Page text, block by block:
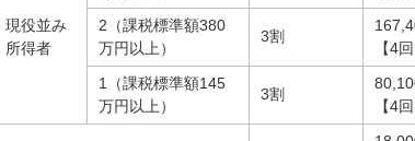
現役並み
所得者
2（課税標準額380
万円以上）
3割
【4
1（課税標準額145
万円以上）
3割
【4